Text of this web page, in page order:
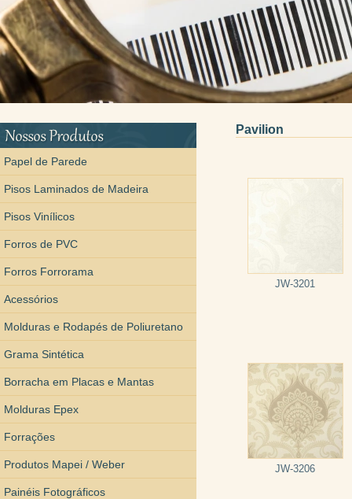
Papel de Parede
Pisos Laminados de Madeira
Pisos Vinílicos
Forros de PVC
Forros Forrorama
Acessórios
Molduras e Rodapés de Poliuretano
Grama Sintética
Borracha em Placas e Mantas
Molduras Epex
Forrações
Produtos Mapei / Weber
Painéis Fotográficos
Pavilion
JW-3201
JW-3206